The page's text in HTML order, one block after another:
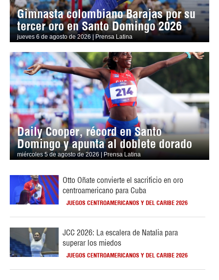
Gimnasta colombiano Barajas por su
tercer oro en Santo Domingo 2026
jueves 6 de agosto de 2026 | Prensa Latina
Daily Cooper, récord en Santo
Domingo y apunta al doblete dorado
miércoles 5 de agosto de 2026 | Prensa Latina
Otto Oñate convierte el sacrificio en oro
centroamericano para Cuba
JUEGOS CENTROAMERICANOS Y DEL CARIBE 2026
JCC 2026: La escalera de Natalia para
superar los miedos
JUEGOS CENTROAMERICANOS Y DEL CARIBE 2026